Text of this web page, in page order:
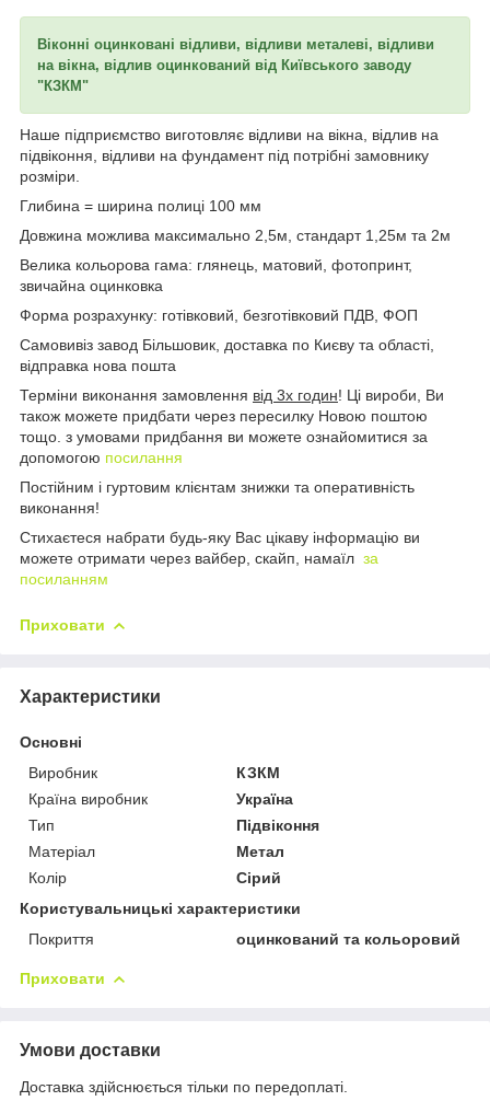
Віконні оцинковані відливи, відливи металеві, відливи
на вікна, відлив оцинкований від Київського заводу
"КЗКМ"
Наше підприємство виготовляє відливи на вікна, відлив на
підвіконня, відливи на фундамент під потрібні замовнику
розміри.
Глибина = ширина полиці 100 мм
Довжина можлива максимально 2,5м, стандарт 1,25м та 2м
Велика кольорова гама: глянець, матовий, фотопринт,
звичайна оцинковка
Форма розрахунку: готівковий, безготівковий ПДВ, ФОП
Самовивіз завод Більшовик, доставка по Києву та області,
відправка нова пошта
Терміни виконання замовлення від 3х годин! Ці вироби, Ви
також можете придбати через пересилку Новою поштою
тощо. з умовами придбання ви можете ознайомитися за
допомогою посилання
Постійним і гуртовим клієнтам знижки та оперативність
виконання!
Стихаєтеся набрати будь-яку Вас цікаву інформацію ви
можете отримати через вайбер, скайп, намаїл за
посиланням
Приховати
Характеристики
Основні
Виробник
КЗКМ
Країна виробник
Україна
Тип
Підвіконня
Матеріал
Метал
Колір
Сірий
Користувальницькі характеристики
Покриття
оцинкований та кольоровий
Приховати
Умови доставки
Доставка здійснюється тільки по передоплаті.